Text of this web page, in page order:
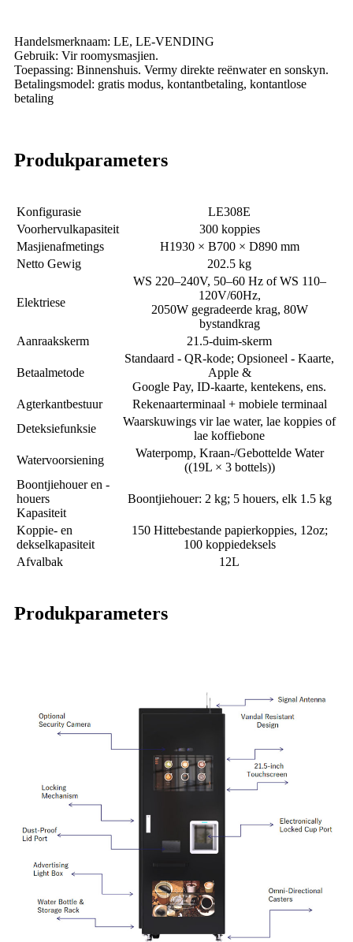
Handelsmerknaam: LE, LE-VENDING
Gebruik: Vir roomysmasjien.
Toepassing: Binnenshuis. Vermy direkte reënwater en sonskyn.
Betalingsmodel: gratis modus, kontantbetaling, kontantlose
betaling
Produkparameters
Konfigurasie
LE308E
Voorhervulkapasiteit
300 koppies
Masjienafmetings
H1930 × B700 × D890 mm
Netto Gewig
202.5 kg
Elektriese
WS 220–240V, 50–60 Hz of WS 110–
120V/60Hz,
2050W gegradeerde krag, 80W
bystandkrag
Aanraakskerm
21.5-duim-skerm
Betaalmetode
Standaard - QR-kode; Opsioneel - Kaarte,
Apple &
Google Pay, ID-kaarte, kentekens, ens.
Agterkantbestuur
Rekenaarterminaal + mobiele terminaal
Deteksiefunksie
Waarskuwings vir lae water, lae koppies of
lae koffiebone
Watervoorsiening
Waterpomp, Kraan-/Gebottelde Water
((19L × 3 bottels))
Boontjiehouer en -
houers
Kapasiteit
Boontjiehouer: 2 kg; 5 houers, elk 1.5 kg
Koppie- en
dekselkapasiteit
150 Hittebestande papierkoppies, 12oz;
100 koppiedeksels
Afvalbak
12L
Produkparameters